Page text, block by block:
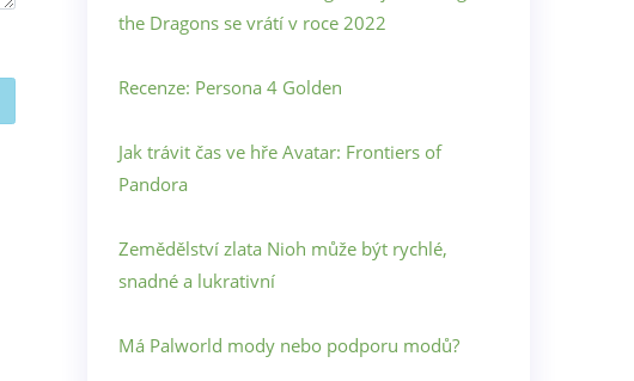
the Dragons se vrátí v roce 2022
Recenze: Persona 4 Golden
Jak trávit čas ve hře Avatar: Frontiers of
Pandora
Zemědělství zlata Nioh může být rychlé,
snadné a lukrativní
Má Palworld mody nebo podporu modů?